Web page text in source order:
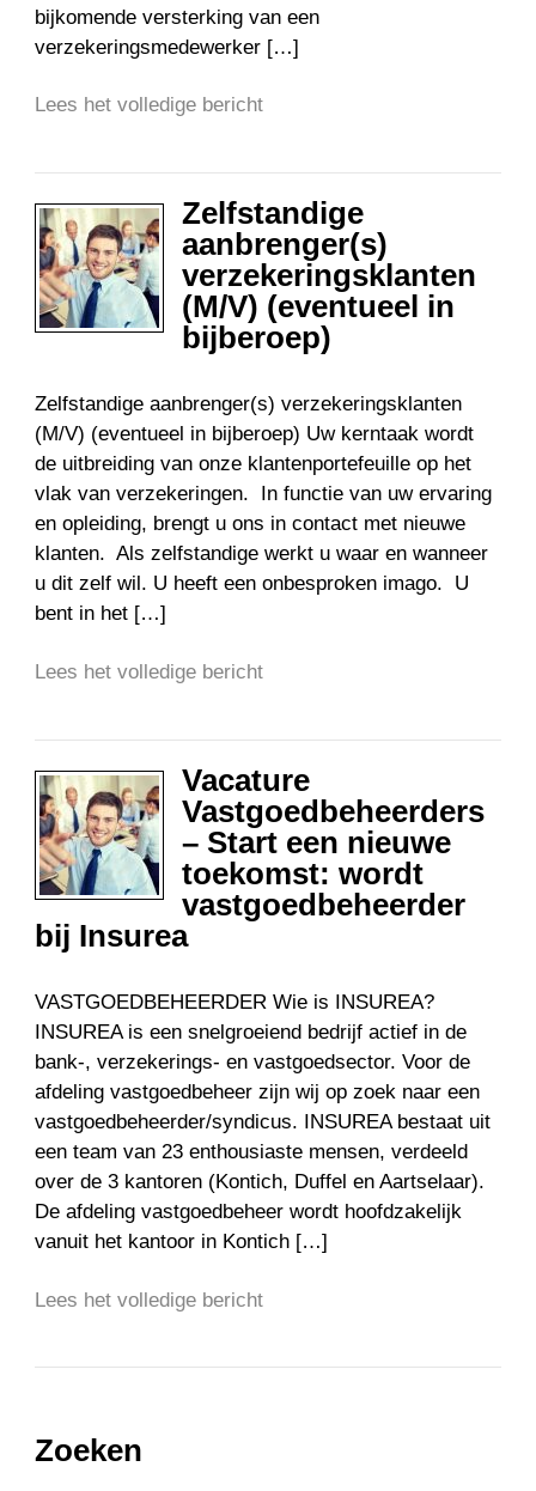
bijkomende versterking van een
verzekeringsmedewerker […]
Lees het volledige bericht
Zelfstandige
aanbrenger(s)
verzekeringsklanten
(M/V) (eventueel in
bijberoep)
Zelfstandige aanbrenger(s) verzekeringsklanten
(M/V) (eventueel in bijberoep) Uw kerntaak wordt
de uitbreiding van onze klantenportefeuille op het
vlak van verzekeringen. In functie van uw ervaring
en opleiding, brengt u ons in contact met nieuwe
klanten. Als zelfstandige werkt u waar en wanneer
u dit zelf wil. U heeft een onbesproken imago. U
bent in het […]
Lees het volledige bericht
Vacature
Vastgoedbeheerders
– Start een nieuwe
toekomst: wordt
vastgoedbeheerder
bij Insurea
VASTGOEDBEHEERDER Wie is INSUREA?
INSUREA is een snelgroeiend bedrijf actief in de
bank-, verzekerings- en vastgoedsector. Voor de
afdeling vastgoedbeheer zijn wij op zoek naar een
vastgoedbeheerder/syndicus. INSUREA bestaat uit
een team van 23 enthousiaste mensen, verdeeld
over de 3 kantoren (Kontich, Duffel en Aartselaar).
De afdeling vastgoedbeheer wordt hoofdzakelijk
vanuit het kantoor in Kontich […]
Lees het volledige bericht
Zoeken